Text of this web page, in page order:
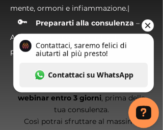
mente, ormoni e infiammazione.|
🔑 Prepararti alla consulenza –
Arrivare consapevole, motivato e
pronto a partire.
webinar entro 3 giorni, prima della
tua consulenza.
Così potrai sfruttare al massimo